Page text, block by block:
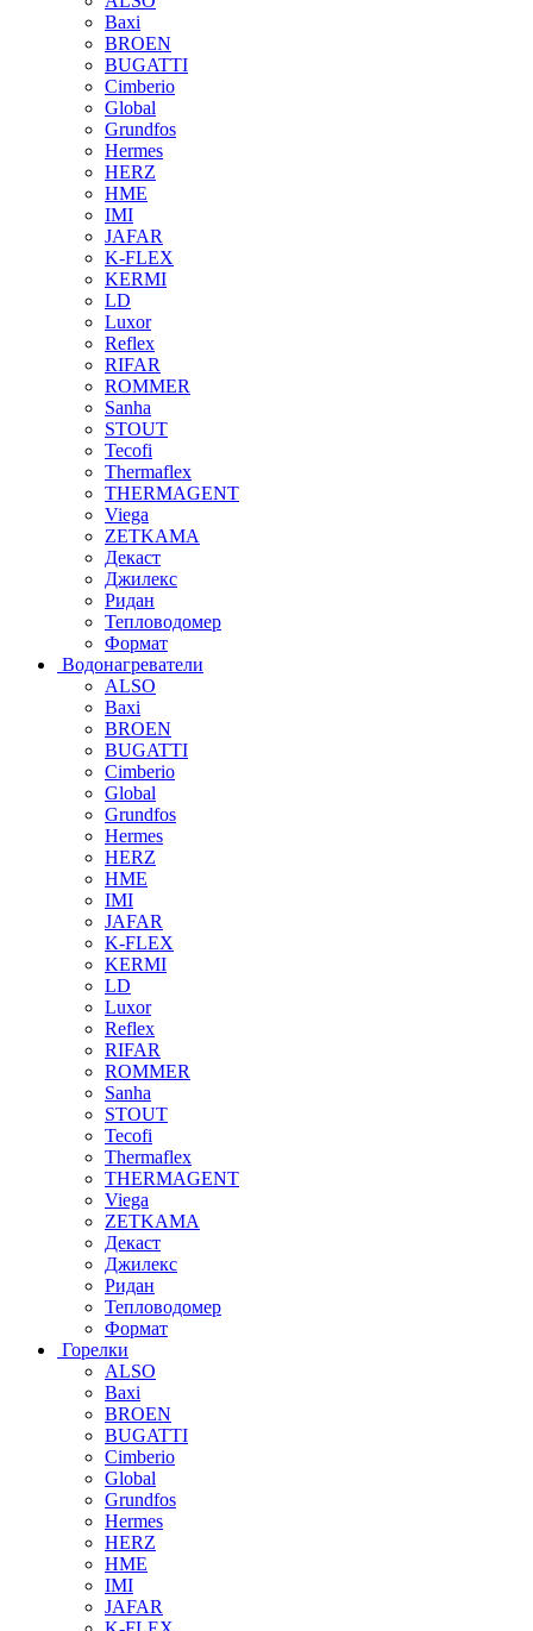
Baxi
BROEN
BUGATTI
Cimberio
Global
Grundfos
Hermes
HERZ
HME
IMI
JAFAR
K-FLEX
KERMI
LD
Luxor
Reflex
RIFAR
ROMMER
Sanha
STOUT
Tecofi
Thermaflex
THERMAGENT
Viega
ZETKAMA
Декаст
Джилекс
Ридан
Тепловодомер
Формат
Водонагреватели
ALSO
Baxi
BROEN
BUGATTI
Cimberio
Global
Grundfos
Hermes
HERZ
HME
IMI
JAFAR
K-FLEX
KERMI
LD
Luxor
Reflex
RIFAR
ROMMER
Sanha
STOUT
Tecofi
Thermaflex
THERMAGENT
Viega
ZETKAMA
Декаст
Джилекс
Ридан
Тепловодомер
Формат
Горелки
ALSO
Baxi
BROEN
BUGATTI
Cimberio
Global
Grundfos
Hermes
HERZ
HME
IMI
JAFAR